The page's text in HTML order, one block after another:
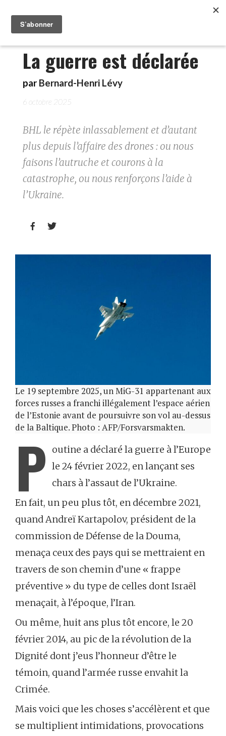
La guerre est déclarée
par Bernard-Henri Lévy
6 octobre 2025
BHL le répète inlassablement et d’autant
plus depuis l’affaire des drones : ou nous
faisons l’autruche et courons à la
catastrophe, ou nous renforçons l’aide à
l’Ukraine.
 
Le 19 septembre 2025, un MiG-31 appartenant aux
forces russes a franchi illégalement l’espace aérien
de l’Estonie avant de poursuivre son vol au-dessus
de la Baltique. Photo : AFP/Forsvarsmakten.
P
outine a déclaré la guerre à l’Europe
le 24 février 2022, en lançant ses
chars à l’assaut de l’Ukraine.
En fait, un peu plus tôt, en décembre 2021,
quand Andreï Kartapolov, président de la
commission de Défense de la Douma,
menaça ceux des pays qui se mettraient en
travers de son chemin d’une « frappe
préventive » du type de celles dont Israël
menaçait, à l’époque, l’Iran.
Ou même, huit ans plus tôt encore, le 20
février 2014, au pic de la révolution de la
Dignité dont j’eus l’honneur d’être le
témoin, quand l’armée russe envahit la
Crimée.
Mais voici que les choses s’accélèrent et que
se multiplient intimidations, provocations